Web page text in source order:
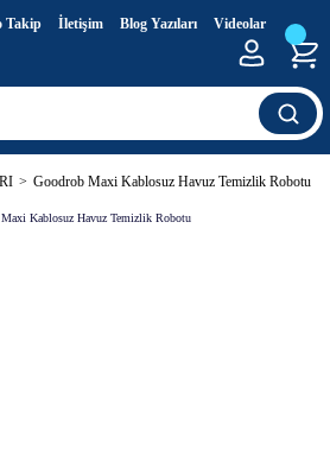
Takip İletişim Blog Yazıları Videolar
Goodrob Maxi Kablosuz Havuz Temizlik Robotu